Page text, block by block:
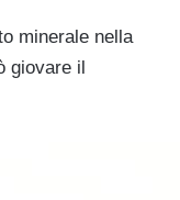
minerale nella
giovare il